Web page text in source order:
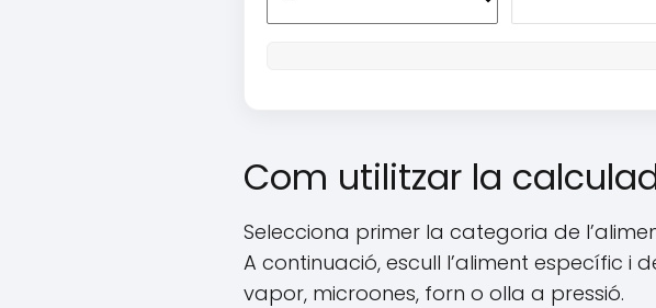
Com utilitzar la
Selecciona primer la categoria de
A continuació, escull l’aliment específic i
vapor, microones, forn o olla a pressió.